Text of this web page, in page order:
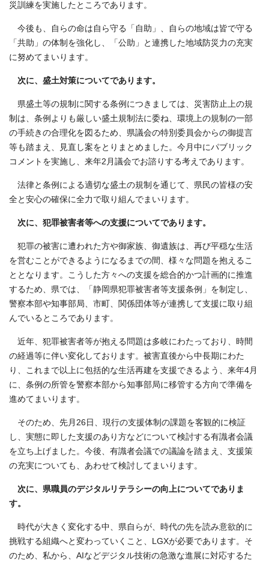
災訓練を実施したところであります。
今後も、自らの命は自ら守る「自助」、自らの地域は皆で守る
「共助」の体制を強化し、「公助」と連携した地域防災力の充実
に努めてまいります。
次に、盛土対策についてであります。
県盛土等の規制に関する条例につきましては、災害防止上の規
制は、条例よりも厳しい盛土規制法に委ね、環境上の規制の一部
の手続きの合理化を図るため、県議会の特別委員会からの御提言
等も踏まえ、見直し案をとりまとめました。今月中にパブリック
コメントを実施し、来年2月議会でお諮りする考えであります。
法律と条例による適切な盛土の規制を通じて、県民の皆様の安
全と安心の確保に全力で取り組んでまいります。
次に、犯罪被害者等への支援についてであります。
犯罪の被害に遭われた方や御家族、御遺族は、再び平穏な生活
を営むことができるようになるまでの間、様々な問題を抱えるこ
ととなります。こうした方々への支援を総合的かつ計画的に推進
するため、県では、「静岡県犯罪被害者等支援条例」を制定し、
警察本部や知事部局、市町、関係団体等が連携して支援に取り組
んでいるところであります。
近年、犯罪被害者等が抱える問題は多岐にわたっており、時間
の経過等に伴い変化しております。被害直後から中長期にわた
り、これまで以上に包括的な生活再建を支援できるよう、来年4月
に、条例の所管を警察本部から知事部局に移管する方向で準備を
進めてまいります。
そのため、先月26日、現行の支援体制の課題を客観的に検証
し、実態に即した支援のあり方などについて検討する有識者会議
を立ち上げました。今後、有識者会議での議論を踏まえ、支援策
の充実についても、あわせて検討してまいります。
次に、県職員のデジタルリテラシーの向上についてでありま
す。
時代が大きく変化する中、県自らが、時代の先を読み意欲的に
挑戦する組織へと変わっていくこと、LGXが必要であります。そ
のため、私から、AIなどデジタル技術の急激な進展に対応するた